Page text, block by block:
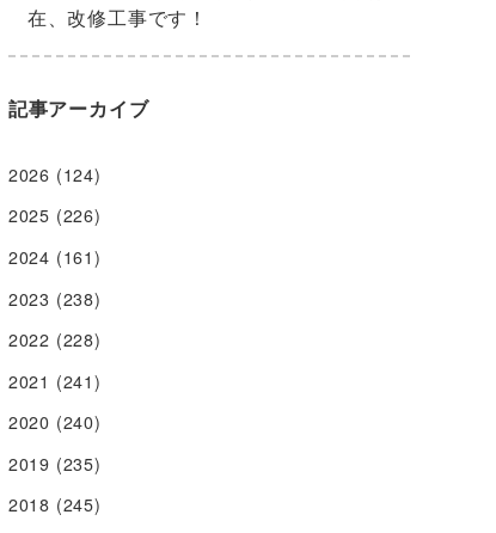
在、改修工事です！
記事アーカイブ
2026 (124)
2025 (226)
2024 (161)
2023 (238)
2022 (228)
2021 (241)
2020 (240)
2019 (235)
2018 (245)